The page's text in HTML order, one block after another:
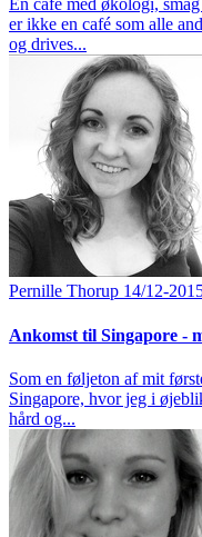
En café med økologi,
er ikke en café som alle
og drives...
Pernille Thorup 14/12-
Ankomst til Singapore -
Som en føljeton af mit
Singapore, hvor jeg i
hård og...